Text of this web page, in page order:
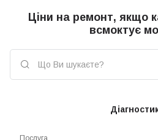
Ціни на ремонт, якщо
всмоктує
Послуга